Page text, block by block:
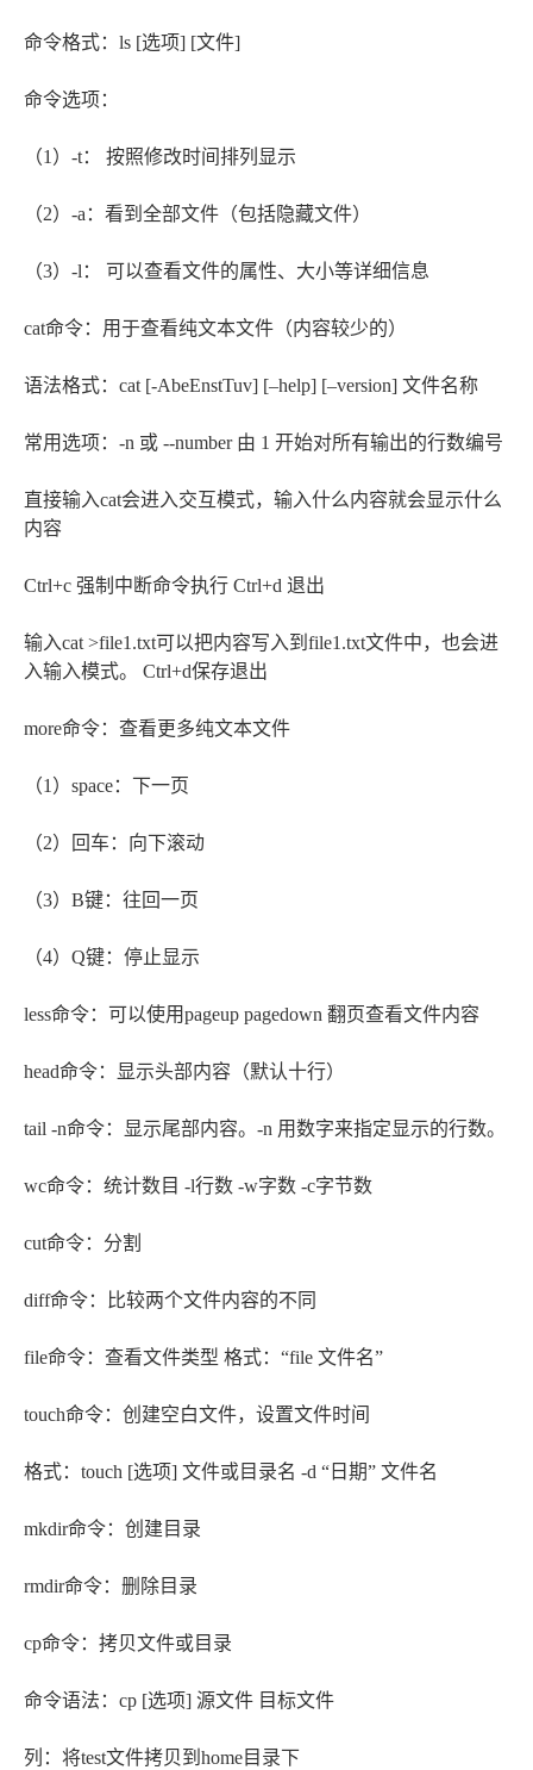
命令格式：ls [选项] [文件]
命令选项：
（1）-t： 按照修改时间排列显示
（2）-a：看到全部文件（包括隐藏文件）
（3）-l： 可以查看文件的属性、大小等详细信息
cat命令：用于查看纯文本文件（内容较少的）
语法格式：cat [-AbeEnstTuv] [–help] [–version] 文件名称
常用选项：-n 或 --number 由 1 开始对所有输出的行数编号
直接输入cat会进入交互模式，输入什么内容就会显示什么
内容
Ctrl+c 强制中断命令执行 Ctrl+d 退出
输入cat >file1.txt可以把内容写入到file1.txt文件中，也会进
入输入模式。 Ctrl+d保存退出
more命令：查看更多纯文本文件
（1）space：下一页
（2）回车：向下滚动
（3）B键：往回一页
（4）Q键：停止显示
less命令：可以使用pageup pagedown 翻页查看文件内容
head命令：显示头部内容（默认十行）
tail -n命令：显示尾部内容。-n 用数字来指定显示的行数。
wc命令：统计数目 -l行数 -w字数 -c字节数
cut命令：分割
diff命令：比较两个文件内容的不同
file命令：查看文件类型 格式：“file 文件名”
touch命令：创建空白文件，设置文件时间
格式：touch [选项] 文件或目录名 -d “日期” 文件名
mkdir命令：创建目录
rmdir命令：删除目录
cp命令：拷贝文件或目录
命令语法：cp [选项] 源文件 目标文件
列：将test文件拷贝到home目录下